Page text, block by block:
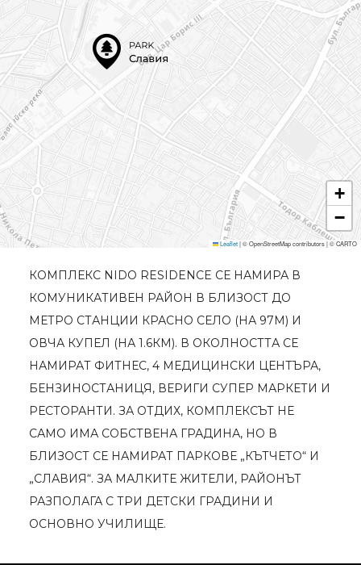
+
−
Leaflet|© OpenStreetMap contributors | © CARTO
КОМПЛЕКС NIDO RESIDENCE СЕ НАМИРА В
КОМУНИКАТИВЕН РАЙОН В БЛИЗОСТ ДО
МЕТРО СТАНЦИИ КРАСНО СЕЛО (НА 97М) И
ОВЧА КУПЕЛ (НА 1.6КМ). В ОКОЛНОСТТА СЕ
НАМИРАТ ФИТНЕС, 4 МЕДИЦИНСКИ ЦЕНТЪРА,
БЕНЗИНОСТАНИЦЯ, ВЕРИГИ СУПЕР МАРКЕТИ И
РЕСТОРАНТИ. ЗА ОТДИХ, КОМПЛЕКСЪТ НЕ
САМО ИМА СОБСТВЕНА ГРАДИНА, НО В
БЛИЗОСТ СЕ НАМИРАТ ПАРКОВЕ „КЪТЧЕТО“ И
„СЛАВИЯ“. ЗА МАЛКИТЕ ЖИТЕЛИ, РАЙОНЪТ
РАЗПОЛАГА С ТРИ ДЕТСКИ ГРАДИНИ И
ОСНОВНО УЧИЛИЩЕ.